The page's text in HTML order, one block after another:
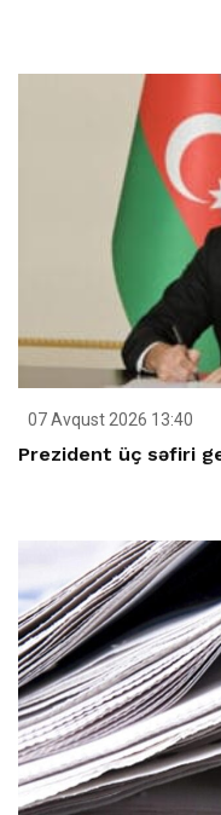
07 Avqust 2026 13:40
Prezident üç səfiri